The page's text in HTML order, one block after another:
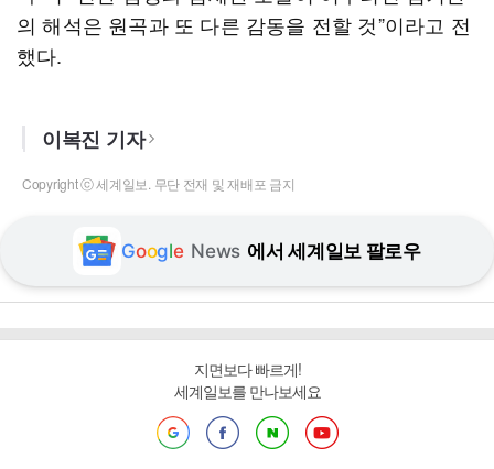
의 해석은 원곡과 또 다른 감동을 전할 것”이라고 전
했다.
이복진 기자
Copyright ⓒ 세계일보. 무단 전재 및 재배포 금지
Google News 에서 세계일보 팔로우
지면보다 빠르게!
세계일보를 만나보세요